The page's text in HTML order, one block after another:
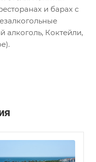
и барах с
алкоголь, Коктейли,